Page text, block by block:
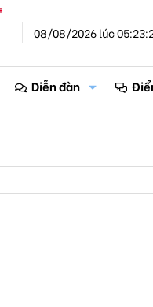
08/08/2026 lúc
Diễn đàn